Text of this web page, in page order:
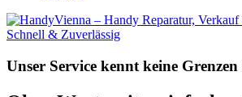
Unser Service kennt keine Grenzen